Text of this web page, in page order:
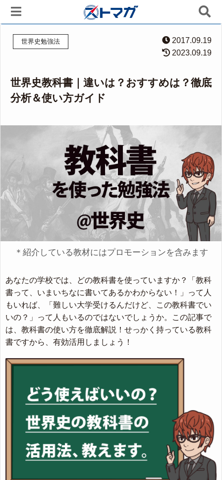
世界史勉強法
2017.09.19
2023.09.19
世界史教科書｜違いは？おすすめは？徹底
分析＆使い方ガイド
＊紹介している教材にはプロモーションを含みます
あなたの学校では、どの教科書を使っていますか？「教科
書って、いまいちなに書いてあるかわからない！」って人
もいれば、「難しい大学受けるんだけど、この教科書でい
いの？」って人もいるのではないでしょうか。この記事で
は、教科書の使い方を徹底解説！せっかく持っている教科
書ですから、有効活用しましょう！